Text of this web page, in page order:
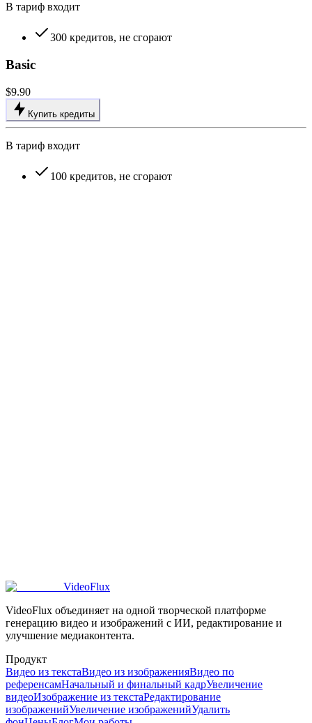
В тариф входит
300 кредитов, не сгорают
Basic
$9.90
Купить кредиты
В тариф входит
100 кредитов, не сгорают
VideoFlux
VideoFlux объединяет на одной творческой платформе
генерацию видео и изображений с ИИ, редактирование и
улучшение медиаконтента.
Продукт
Видео из текстаВидео из изображенияВидео по
референсамНачальный и финальный кадрУвеличение
видеоИзображение из текстаРедактирование
изображенийУвеличение изображенийУдалить